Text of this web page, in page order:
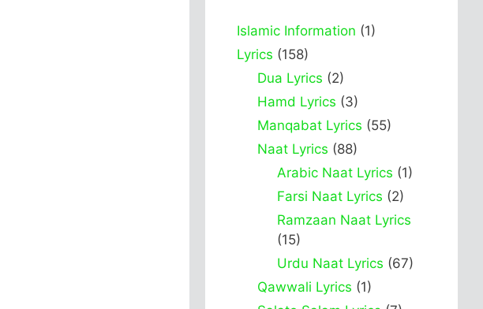
Islamic Information (1)
Lyrics (158)
Dua Lyrics (2)
Hamd Lyrics (3)
Manqabat Lyrics (55)
Naat Lyrics (88)
Arabic Naat Lyrics (1)
Farsi Naat Lyrics (2)
Ramzaan Naat Lyrics
(15)
Urdu Naat Lyrics (67)
Qawwali Lyrics (1)